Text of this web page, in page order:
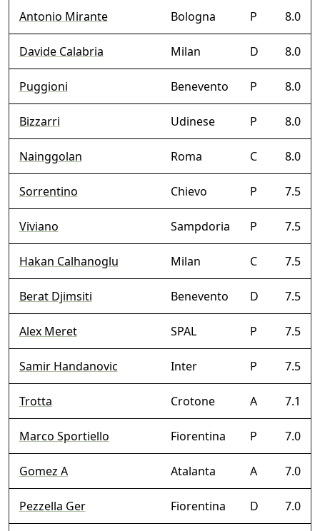
Antonio Mirante Bologna P 8.0
Davide Calabria Milan D 8.0
Puggioni Benevento P 8.0
Bizzarri Udinese P 8.0
Nainggolan Roma C 8.0
Sorrentino Chievo P 7.5
Viviano Sampdoria P 7.5
Hakan Calhanoglu Milan C 7.5
Berat Djimsiti Benevento D 7.5
Alex Meret SPAL P 7.5
Samir Handanovic Inter P 7.5
Trotta Crotone A 7.1
Marco Sportiello Fiorentina P 7.0
Gomez A Atalanta A 7.0
Pezzella Ger Fiorentina D 7.0